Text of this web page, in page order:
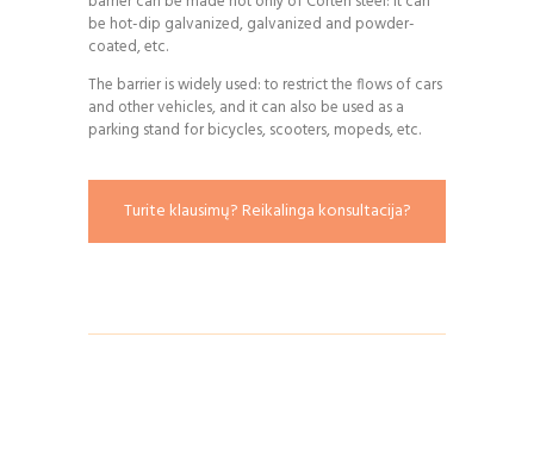
be hot-dip galvanized, galvanized and powder-
coated, etc.
The barrier is widely used: to restrict the flows of cars
and other vehicles, and it can also be used as a
parking stand for bicycles, scooters, mopeds, etc.
Turite klausimų? Reikalinga konsultacija?